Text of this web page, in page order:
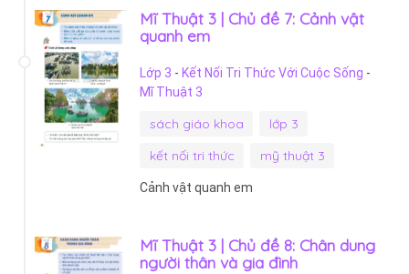
Mĩ Thuật 3 | Chủ đề 7: Cảnh vật
quanh em
Lớp 3 - Kết Nối Tri Thức Với Cuộc Sống -
Mĩ Thuật 3
sách giáo khoa
lớp 3
kết nối tri thức
mỹ thuật 3
Cảnh vật quanh em
Mĩ Thuật 3 | Chủ đề 8: Chân dung
người thân và gia đình